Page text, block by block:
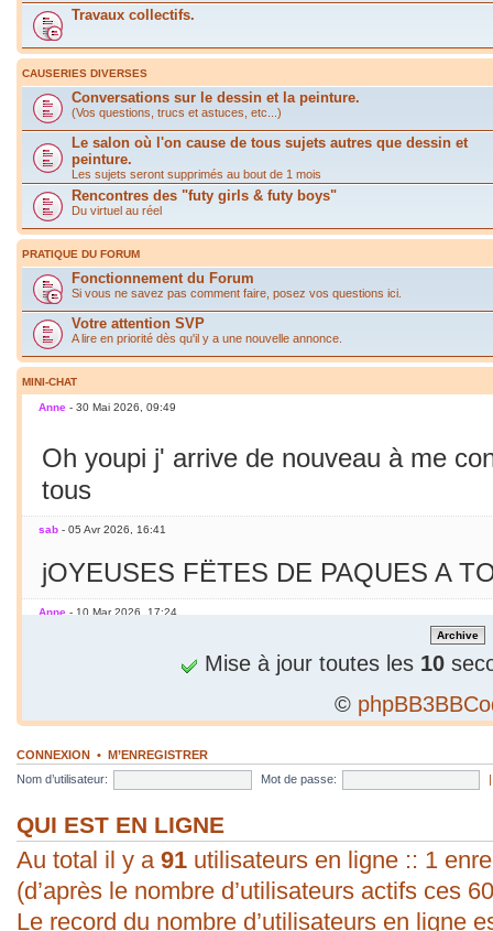
Travaux collectifs.
CAUSERIES DIVERSES
Conversations sur le dessin et la peinture.
(Vos questions, trucs et astuces, etc...)
Le salon où l'on cause de tous sujets autres que dessin et
peinture.
Les sujets seront supprimés au bout de 1 mois
Rencontres des "futy girls & futy boys"
Du virtuel au réel
PRATIQUE DU FORUM
Fonctionnement du Forum
Si vous ne savez pas comment faire, posez vos questions ici.
Votre attention SVP
A lire en priorité dès qu'il y a une nouvelle annonce.
MINI-CHAT
Anne - 30 Mai 2026, 09:49
Oh youpi j' arrive de nouveau à me
tous
sab - 05 Avr 2026, 16:41
jOYEUSES FËTES DE PAQUES A
Anne - 10 Mar 2026, 17:24
Jamais essayé avec le smarphone
C'est le printemps ! Soleil chaleur...
en mars seulement !
sab - 09 Mar 2026, 19:56
bonjour ! vous arrivez à poster une
évident pour moi. Vive les P.C. ;).
Mise à jour toutes les 10
©
CONNEXION • M’ENREGISTRER
Nom d’utilisateur:
Mot de passe:
QUI EST EN LIGNE
Au total il y a 91 utilisateurs en ligne :: 1
(d’après le nombre d’utilisateurs actifs ces
Le record du nombre d’utilisateurs en ligne